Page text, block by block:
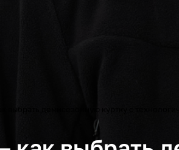
выбрать демисезонную куртку с